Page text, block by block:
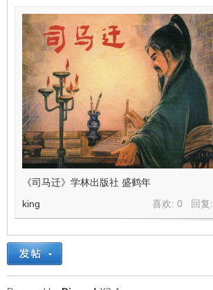
《司马迁》学林出版社 盛鹤年
喜欢: 0 回复:
king